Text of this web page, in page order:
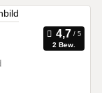
2 Bew.